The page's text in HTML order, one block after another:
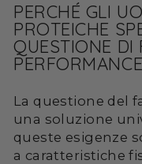
PERCHÉ GLI
PROTEICHE
QUESTIONE DI
PERFORMANCE
La questione del
una soluzione
queste esigenze
a caratteristiche